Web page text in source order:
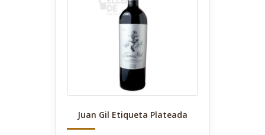
Juan Gil Etiqueta Plateada